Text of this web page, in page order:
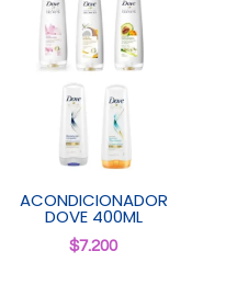
ACONDICIONADOR
DOVE 400ML
$7.200